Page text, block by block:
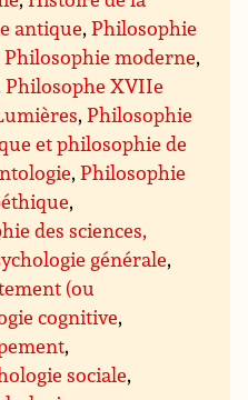
antique,Philosophie
Philosophie moderne,
Philosophe XVIIe
,Philosophie
et philosophie de
,Philosophie
,
des sciences,
générale,
(ou
cognitive,
,
sociale,